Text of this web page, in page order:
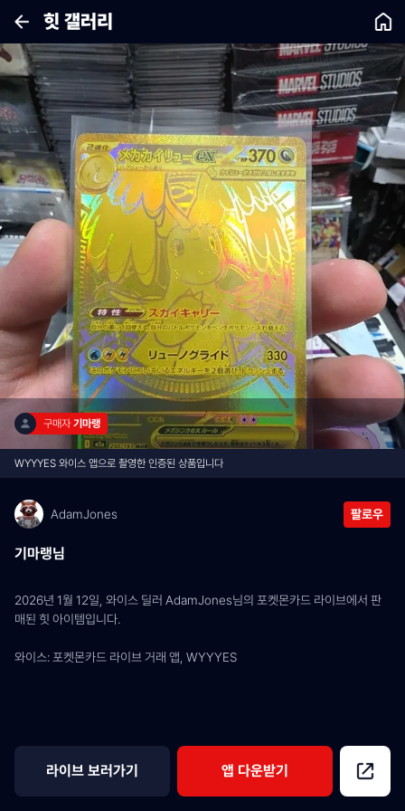
힛 갤러리
구매자 기마랭
WYYYES 와이스 앱으로 촬영한 인증된 상품입니다
AdamJones 팔로우
기마랭님
2026년 1월 12일, 와이스 딜러 AdamJones님의 포켓몬카드 라이브에서 판
매된 힛 아이템입니다.
와이스: 포켓몬카드 라이브 거래 앱, WYYYES
라이브 보러가기 앱 다운받기